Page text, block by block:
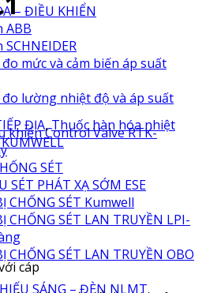
– ĐIỀU KHIỂN
ABB
mức và cảm biến áp suất
lường nhiệt độ và áp suất
khiển Control Valve RTK-
SÉT
SÉT PHÁT XẠ SỚM ESE
CHỐNG SÉT Kumwell
CHỐNG SÉT LAN TRUYỀN LPI-
CHỐNG SÉT LAN TRUYỀN OBO
SÁNG – ĐÈN NLMT
ĐỊA,Thuốc hàn hóa nhiệt
cáp